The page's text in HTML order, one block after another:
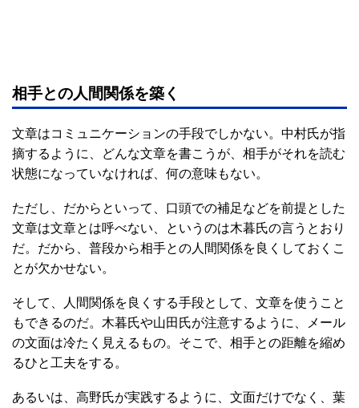
相手との人間関係を築く
文章はコミュニケーションの手段でしかない。中村氏が指
摘するように、どんな文章を書こうが、相手がそれを読む
状態になっていなければ、何の意味もない。
ただし、だからといって、口頭での補足などを前提とした
文章は文章とは呼べない、というのは木暮氏の言うとおり
だ。だから、普段から相手との人間関係を良くしておくこ
とが欠かせない。
そして、人間関係を良くする手段として、文章を使うこと
もできるのだ。木暮氏や山田氏が注意するように、メール
の文面は冷たく見えるもの。そこで、相手との距離を縮め
るひと工夫をする。
あるいは、高野氏が実践するように、文面だけでなく、葉